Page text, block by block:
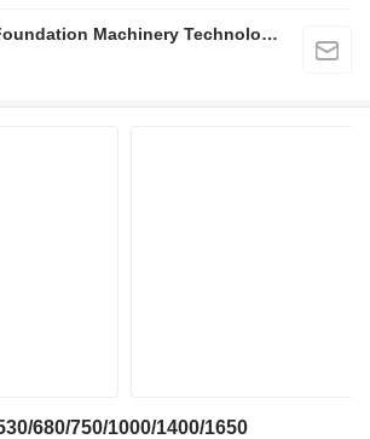
XuZhou Shenwei Foundation Machinery Technology
680/750/1000/1400/1650